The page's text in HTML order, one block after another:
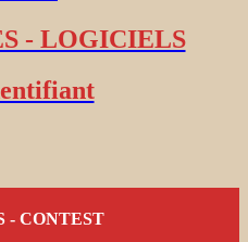
- LOGICIELS
- CONTEST